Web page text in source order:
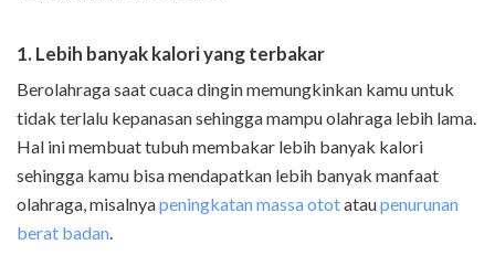
1. Lebih banyak kalori yang terbakar
Berolahraga saat cuaca dingin memungkinkan kamu untuk
tidak terlalu kepanasan sehingga mampu olahraga lebih lama.
Hal ini membuat tubuh membakar lebih banyak kalori
sehingga kamu bisa mendapatkan lebih banyak manfaat
olahraga, misalnyapeningkatan massa ototataupenurunan
berat badan